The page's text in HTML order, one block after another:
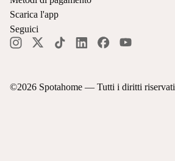
©2026 Spotahome — Tutti i diritti riservati
Scarica l'app
Seguici